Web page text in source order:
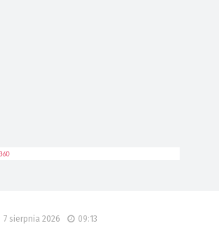
7 sierpnia 2026 09:13